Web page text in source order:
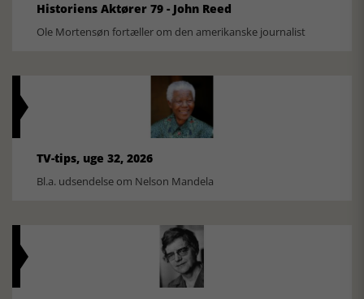
Historiens Aktører 79 - John Reed
Ole Mortensøn fortæller om den amerikanske journalist
TV-tips, uge 32, 2026
Bl.a. udsendelse om Nelson Mandela